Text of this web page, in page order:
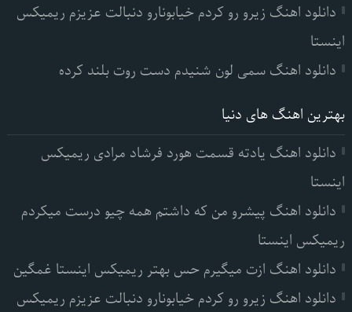
دانلود اهنگ زیرو رو کردم خیابونارو دنبالت عزیزم ریمیکس
اینستا
دانلود اهنگ سمی لون شنیدم دست روت بلند کرده
بهترین اهنگ های دنیا
دانلود اهنگ یادته قسمت هورد فرشاد مرادی ریمیکس
اینستا
دانلود اهنگ پیشرو من که داشتم همه چیو درست میکردم
ریمیکس اینستا
دانلود اهنگ ازت میگیرم حس بهتر ریمیکس اینستا غمگین
دانلود اهنگ زیرو رو کردم خیابونارو دنبالت عزیزم ریمیکس